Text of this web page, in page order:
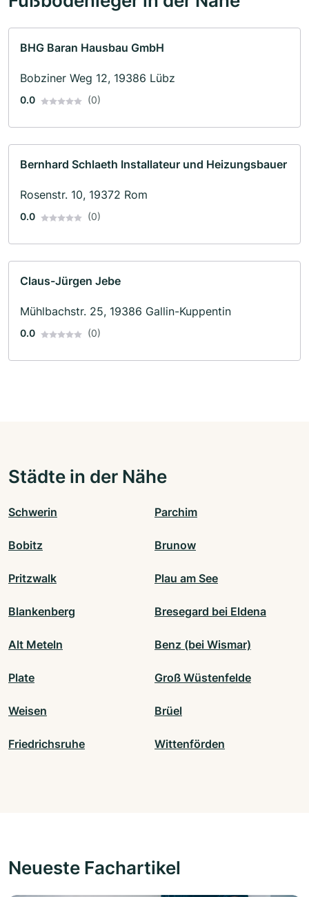
BHG Baran Hausbau GmbH
Bobziner Weg 12, 19386 Lübz
0.0 (0)
Bernhard Schlaeth Installateur und Heizungsbauer
Rosenstr. 10, 19372 Rom
0.0 (0)
Claus-Jürgen Jebe
Mühlbachstr. 25, 19386 Gallin-Kuppentin
0.0 (0)
Städte in der Nähe
Schwerin Parchim
Bobitz Brunow
Pritzwalk Plau am See
Blankenberg Bresegard bei Eldena
Alt Meteln Benz (bei Wismar)
Plate Groß Wüstenfelde
Weisen Brüel
Friedrichsruhe Wittenförden
Neueste Fachartikel